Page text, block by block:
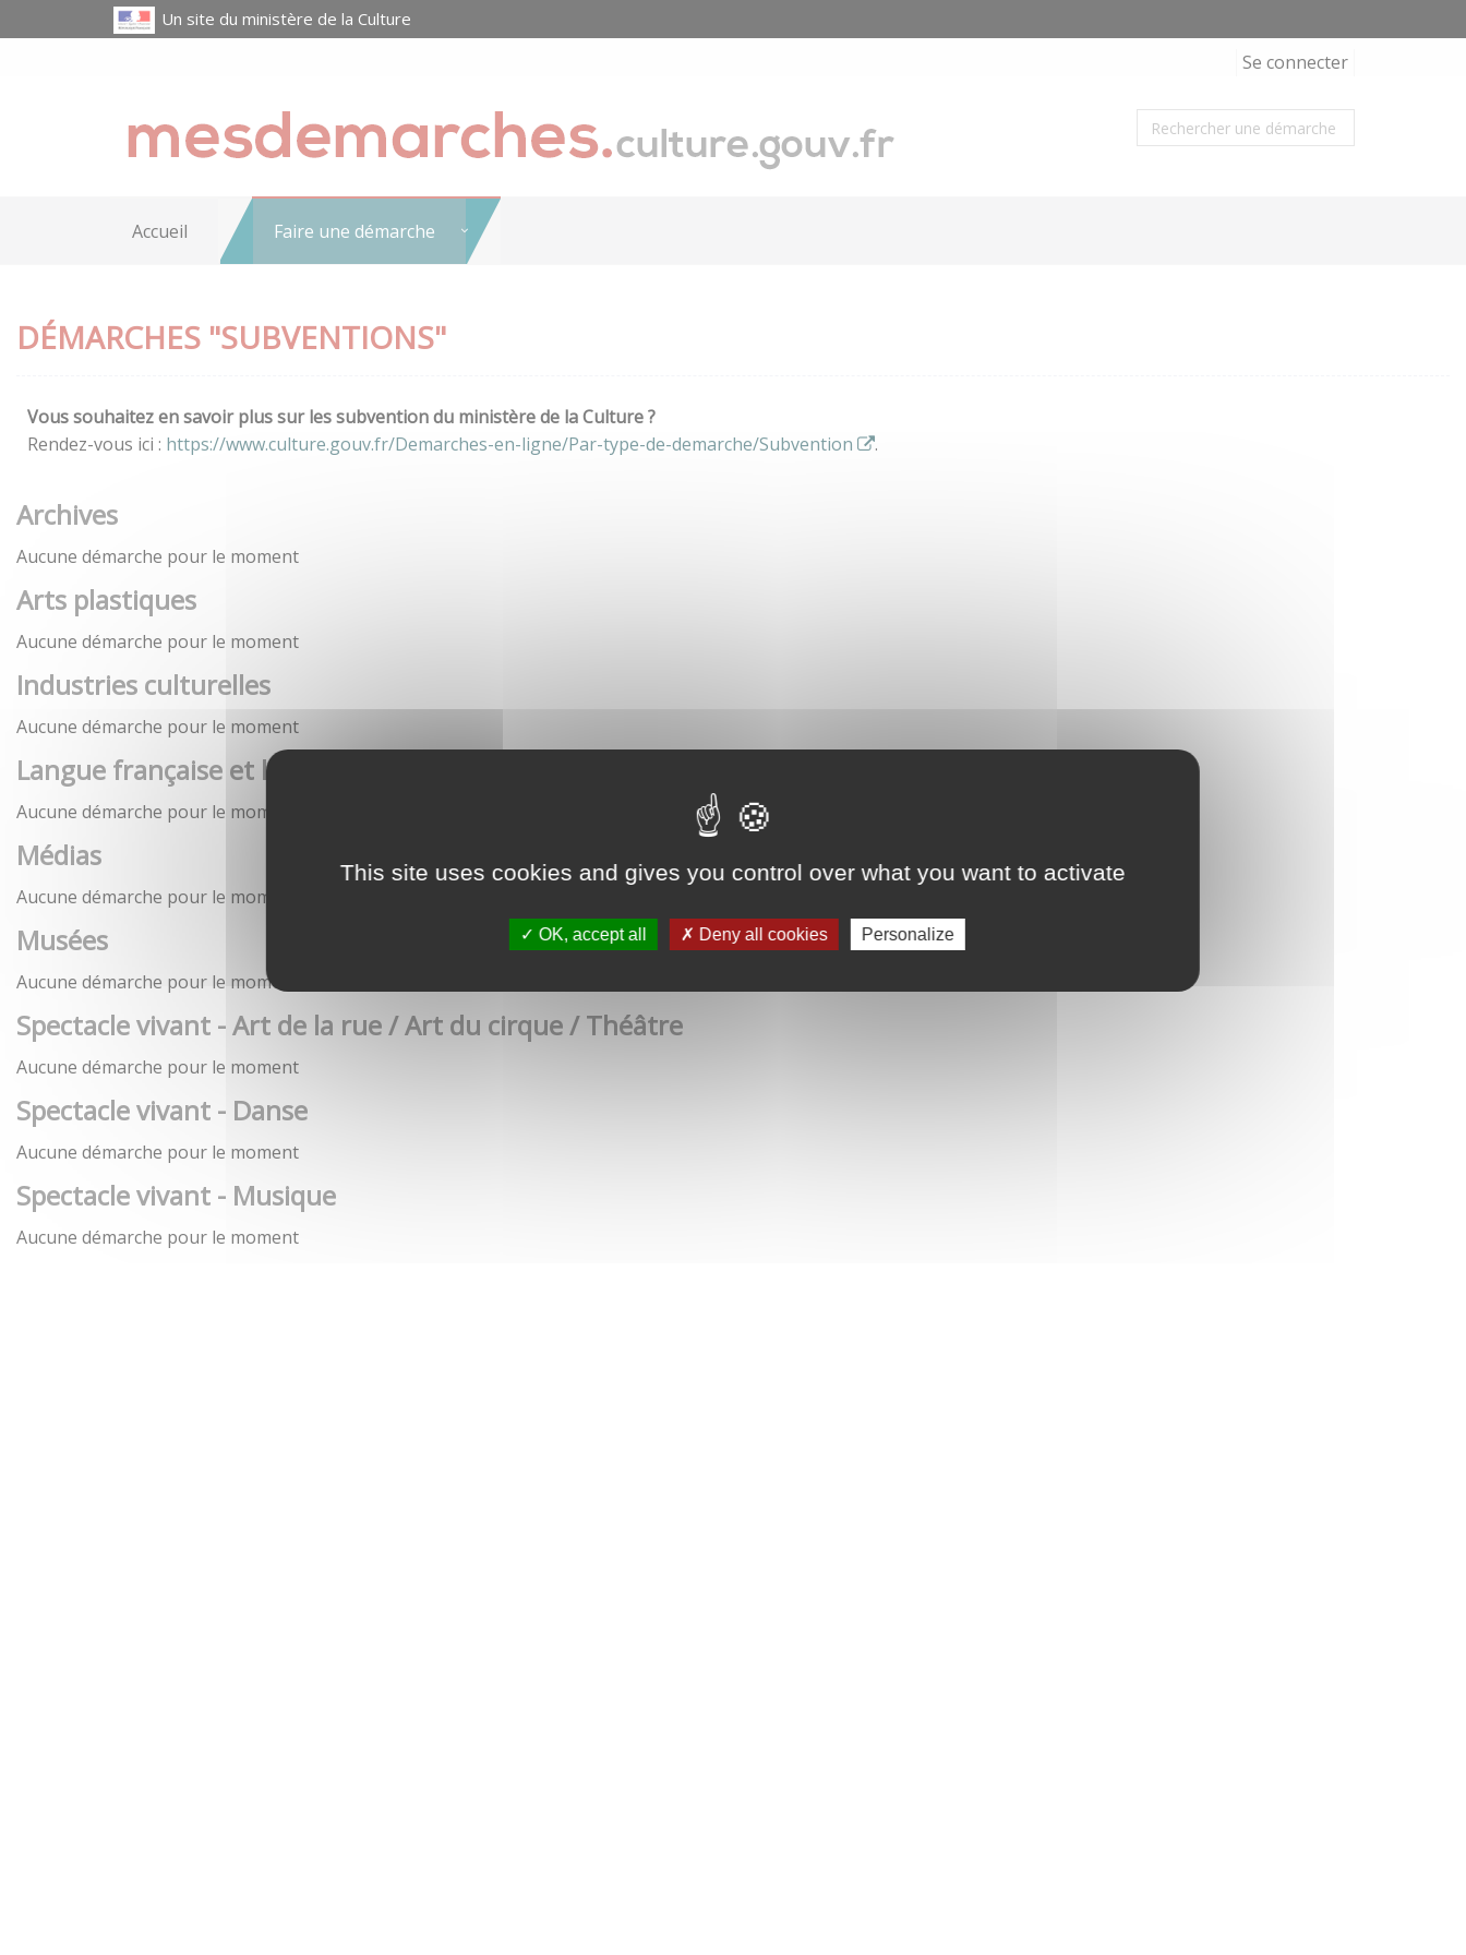
This site uses cookies and gives you control over what you want to activate
OK, accept all Deny all cookies Personalize
Un site du ministère de la Culture
Se connecter
Accueil Faire une démarche
DÉMARCHES "SUBVENTIONS"
Vous souhaitez en savoir plus sur les subvention du ministère de la Culture ?
Rendez-vous ici : https://www.culture.gouv.fr/Demarches-en-ligne/Par-type-de-demarche/Subvention .
Archives
Aucune démarche pour le moment
Arts plastiques
Aucune démarche pour le moment
Industries culturelles
Aucune démarche pour le moment
Langue française et langues de France
Aucune démarche pour le moment
Médias
Aucune démarche pour le moment
Musées
Aucune démarche pour le moment
Spectacle vivant - Art de la rue / Art du cirque / Théâtre
Aucune démarche pour le moment
Spectacle vivant - Danse
Aucune démarche pour le moment
Spectacle vivant - Musique
Aucune démarche pour le moment